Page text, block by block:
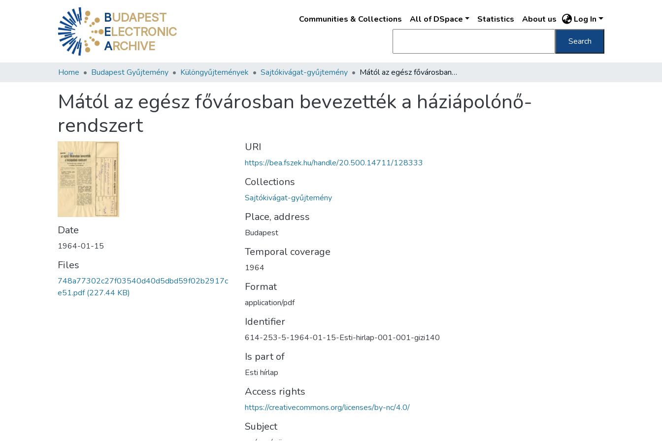
BUDAPEST
ELECTRONIC
ARCHIVE
Communities & Collections All of DSpace Statistics About us Log In
Search
Home Budapest Gyűjtemény Különgyűjtemények Sajtókivágat-gyűjtemény Mától az egész fővárosban bevezették a háziápolónő-rendszert
Mától az egész fővárosban bevezették a háziápolónő-
rendszert
Date
1964-01-15
Files
748a77302c27f03540d40d5dbd59f02b2917c
e51.pdf(227.44 KB)
URI
https://bea.fszek.hu/handle/20.500.14711/128333
Collections
Sajtókivágat-gyűjtemény
Place, address
Budapest
Temporal coverage
1964
Format
application/pdf
Identifier
614-253-5-1964-01-15-Esti-hirlap-001-001-gizi140
Is part of
Esti hírlap
Access rights
https://creativecommons.org/licenses/by-nc/4.0/
Subject